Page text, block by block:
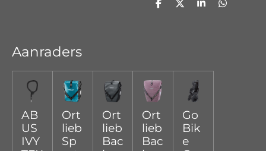
D
D
S
D
Aanraders
AB
US
IVY
Ort
lieb
Sp
Ort
lieb
Bac
Ort
lieb
Bac
Go
Bik
e